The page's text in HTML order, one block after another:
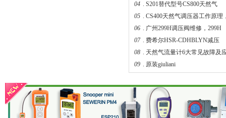
1588VN/1588MN减压阀/煤气调压阀
04 . S201替代型号CS800天然气
05 . CS400天然气调压器工作原理
06 . 广州299H调压阀维修，299H
07 . 费希尔HSR-CDHBLYN减压
08 . 天然气流量计6大常见故障及
09 . 原装giuliani